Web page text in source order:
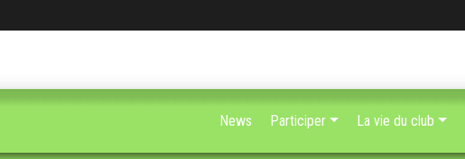
News Participer La vie du club